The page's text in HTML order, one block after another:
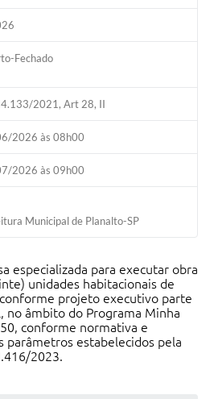
Fechado
2021, Art 28, II
2026 às 08h00
2026 às 09h00
Municipal de Planalto-SP
especializada para executar obra
unidades habitacionais de
projeto executivo parte
âmbito do Programa Minha
conforme normativa e
parâmetros estabelecidos pela
2023.